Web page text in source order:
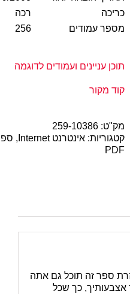
כריכה
רכה
מספר עמודים
256
תוכן עניינים ועמודים לדוגמה
קוד מקור
מק"ט: 259-10386
קטגוריות: אינטרנט Internet ,
PDF
ספר זה תוכל גם אתה
כך שכל